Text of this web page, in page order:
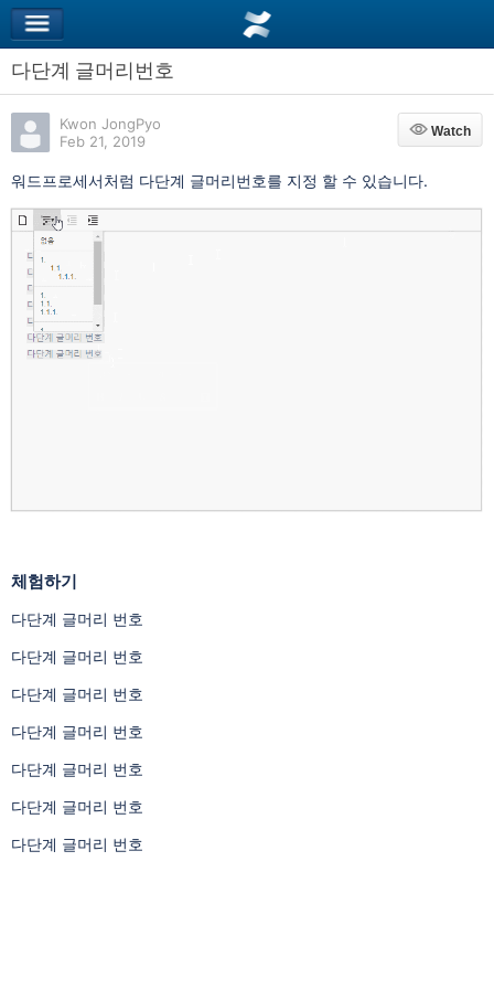
다단계 글머리번호
Kwon JongPyo
Feb 21, 2019
Watch
Watch
워드프로세서처럼 다단계 글머리번호를 지정 할 수 있습니다.
체험하기
다단계 글머리 번호
다단계 글머리 번호
다단계 글머리 번호
다단계 글머리 번호
다단계 글머리 번호
다단계 글머리 번호
다단계 글머리 번호